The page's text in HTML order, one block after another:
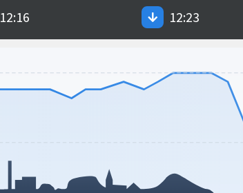
12:16 12:23